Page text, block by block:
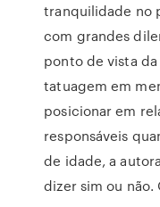
tranquilidade no
com grandes
ponto de vista
tatuagem em
posicionar em
responsáveis
de idade, a
dizer sim ou não.